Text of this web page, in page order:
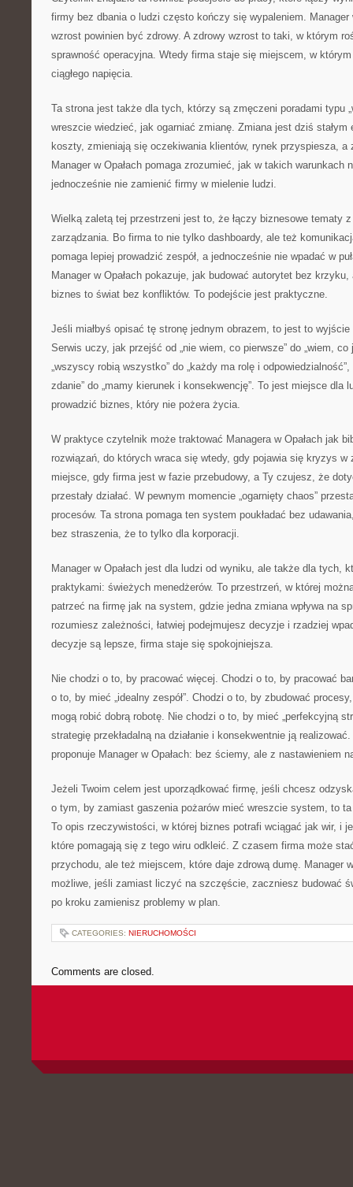
firmy bez dbania o ludzi często kończy się wypaleniem. Manager
wzrost powinien być zdrowy. A zdrowy wzrost to taki, w którym
sprawność operacyjna. Wtedy firma staje się miejscem, w
ciągłego napięcia.
Ta strona jest także dla tych, którzy są zmęczeni poradami typu
wreszcie wiedzieć, jak ogarniać zmianę. Zmiana jest dziś stałym
koszty, zmieniają się oczekiwania klientów, rynek przyspiesza, a
Manager w Opałach pomaga zrozumieć, jak w takich warunkach
jednocześnie nie zamienić firmy w mielenie ludzi.
Wielką zaletą tej przestrzeni jest to, że łączy biznesowe tematy
zarządzania. Bo firma to nie tylko dashboardy, ale też
pomaga lepiej prowadzić zespół, a jednocześnie nie wpadać w
Manager w Opałach pokazuje, jak budować autorytet bez
biznes to świat bez konfliktów. To podejście jest praktyczne.
Jeśli miałbyś opisać tę stronę jednym obrazem, to jest to wyjście
Serwis uczy, jak przejść od „nie wiem, co pierwsze” do „wiem, co
„wszyscy robią wszystko” do „każdy ma rolę i
zdanie” do „mamy kierunek i konsekwencję”. To jest miejsce dla
prowadzić biznes, który nie pożera życia.
W praktyce czytelnik może traktować Managera w Opałach jak
rozwiązań, do których wraca się wtedy, gdy pojawia się kryzys w
miejsce, gdy firma jest w fazie przebudowy, a Ty czujesz, że
przestały działać. W pewnym momencie „ogarnięty chaos”
procesów. Ta strona pomaga ten system poukładać bez
bez straszenia, że to tylko dla korporacji.
Manager w Opałach jest dla ludzi od wyniku, ale także dla tych,
praktykami: świeżych menedżerów. To przestrzeń, w której
patrzeć na firmę jak na system, gdzie jedna zmiana wpływa na
rozumiesz zależności, łatwiej podejmujesz decyzje i rzadziej
decyzje są lepsze, firma staje się spokojniejsza.
Nie chodzi o to, by pracować więcej. Chodzi o to, by pracować
o to, by mieć „idealny zespół”. Chodzi o to, by zbudować
mogą robić dobrą robotę. Nie chodzi o to, by mieć „perfekcyjną
strategię przekładalną na działanie i konsekwentnie ją
proponuje Manager w Opałach: bez ściemy, ale z nastawieniem
Jeżeli Twoim celem jest uporządkować firmę, jeśli chcesz
o tym, by zamiast gaszenia pożarów mieć wreszcie system, to
To opis rzeczywistości, w której biznes potrafi wciągać jak wir, i
które pomagają się z tego wiru odkleić. Z czasem firma może
przychodu, ale też miejscem, które daje zdrową dumę. Manager
możliwe, jeśli zamiast liczyć na szczęście, zaczniesz budować
po kroku zamienisz problemy w plan.
CATEGORIES: NIERUCHOMOŚCI
Comments are closed.